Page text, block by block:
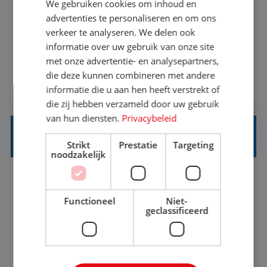
Met jouw ervaring in de reisbranche of
achtergrond in toerisme ben je klaar voor de
volgende stap. Vanaf je stoel reis je de hele
wereld over en speel je moeiteloos in op de
wensen van je team, je klant en wat er in de
reiswereld gebeurt. Met je enthousiasme weet je
klanten te overtuigen om die droomreis te
boeken! ...
BEKIJK VACATURE
REISADVISEUR ALLROUND
Aalsmeer, Noord-Holland, Nederland
33-36 uur
MBO
Een vakantie plannen is het leukste dat er is. Of
het nu voor jezelf is, of voor een ander: jij vindt
We gebruiken cookies om inhoud en
advertenties te personaliseren en om ons
verkeer te analyseren. We delen ook
informatie over uw gebruik van onze site
met onze advertentie- en analysepartners,
die deze kunnen combineren met andere
informatie die u aan hen heeft verstrekt of
die zij hebben verzameld door uw gebruik
van hun diensten. Privacybeleid
Strikt
noodzakelijk
Prestatie Targeting
Functioneel
Niet-
geclassificeerd